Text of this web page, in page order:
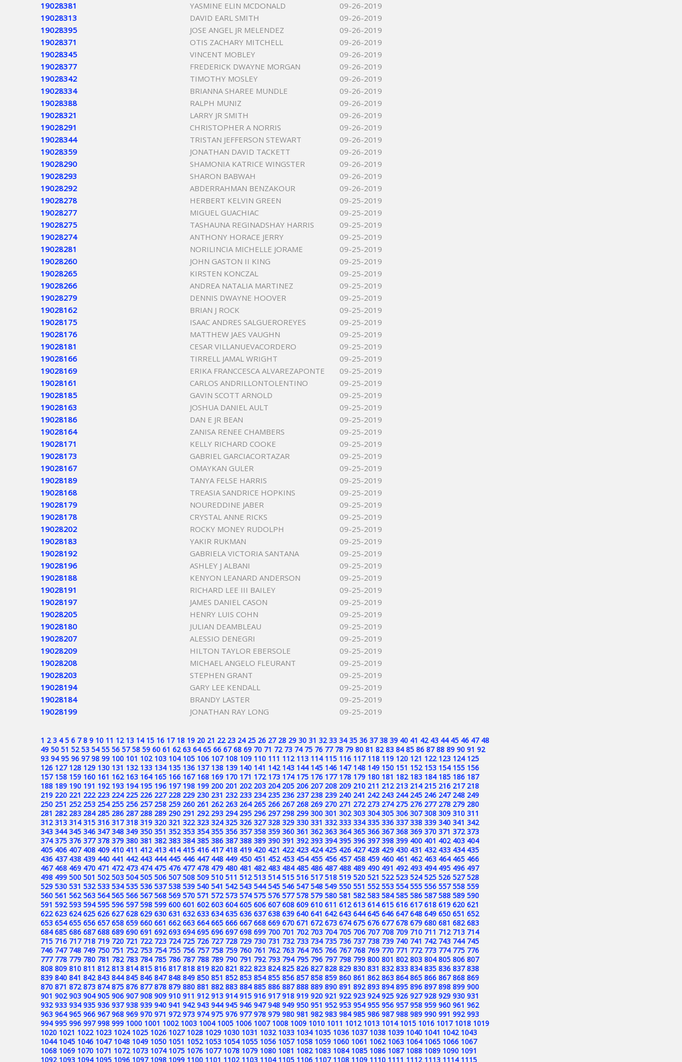
19028381
YASMINE ELIN MCDONALD
09-26-2019
19028313
DAVID EARL SMITH
09-26-2019
19028395
JOSE ANGEL JR MELENDEZ
09-26-2019
19028371
OTIS ZACHARY MITCHELL
09-26-2019
19028345
VINCENT MOBLEY
09-26-2019
19028377
FREDERICK DWAYNE MORGAN
09-26-2019
19028342
TIMOTHY MOSLEY
09-26-2019
19028334
BRIANNA SHAREE MUNDLE
09-26-2019
19028388
RALPH MUNIZ
09-26-2019
19028321
LARRY JR SMITH
09-26-2019
19028291
CHRISTOPHER A NORRIS
09-26-2019
19028344
TRISTAN JEFFERSON STEWART
09-26-2019
19028359
JONATHAN DAVID TACKETT
09-26-2019
19028290
SHAMONIA KATRICE WINGSTER
09-26-2019
19028293
SHARON BABWAH
09-26-2019
19028292
ABDERRAHMAN BENZAKOUR
09-26-2019
19028278
HERBERT KELVIN GREEN
09-25-2019
19028277
MIGUEL GUACHIAC
09-25-2019
19028275
TASHAUNA REGINADSHAY HARRIS
09-25-2019
19028274
ANTHONY HORACE JERRY
09-25-2019
19028281
NORILINCIA MICHELLE JORAME
09-25-2019
19028260
JOHN GASTON II KING
09-25-2019
19028265
KIRSTEN KONCZAL
09-25-2019
19028266
ANDREA NATALIA MARTINEZ
09-25-2019
19028279
DENNIS DWAYNE HOOVER
09-25-2019
19028162
BRIAN J ROCK
09-25-2019
19028175
ISAAC ANDRES SALGUEROREYES
09-25-2019
19028176
MATTHEW JAES VAUGHN
09-25-2019
19028181
CESAR VILLANUEVACORDERO
09-25-2019
19028166
TIRRELL JAMAL WRIGHT
09-25-2019
19028169
ERIKA FRANCCESCA ALVAREZAPONTE
09-25-2019
19028161
CARLOS ANDRILLONTOLENTINO
09-25-2019
19028185
GAVIN SCOTT ARNOLD
09-25-2019
19028163
JOSHUA DANIEL AULT
09-25-2019
19028186
DAN E JR BEAN
09-25-2019
19028164
ZANISA RENEE CHAMBERS
09-25-2019
19028171
KELLY RICHARD COOKE
09-25-2019
19028173
GABRIEL GARCIACORTAZAR
09-25-2019
19028167
OMAYKAN GULER
09-25-2019
19028189
TANYA FELSE HARRIS
09-25-2019
19028168
TREASIA SANDRICE HOPKINS
09-25-2019
19028179
NOUREDDINE JABER
09-25-2019
19028178
CRYSTAL ANNE RICKS
09-25-2019
19028202
ROCKY MONEY RUDOLPH
09-25-2019
19028183
YAKIR RUKMAN
09-25-2019
19028192
GABRIELA VICTORIA SANTANA
09-25-2019
19028196
ASHLEY J ALBANI
09-25-2019
19028188
KENYON LEANARD ANDERSON
09-25-2019
19028191
RICHARD LEE III BAILEY
09-25-2019
19028197
JAMES DANIEL CASON
09-25-2019
19028205
HENRY LUIS COHN
09-25-2019
19028180
JULIAN DEAMBLEAU
09-25-2019
19028207
ALESSIO DENEGRI
09-25-2019
19028209
HILTON TAYLOR EBERSOLE
09-25-2019
19028208
MICHAEL ANGELO FLEURANT
09-25-2019
19028203
STEPHEN GRANT
09-25-2019
19028194
GARY LEE KENDALL
09-25-2019
19028184
BRANDY LASTER
09-25-2019
19028199
JONATHAN RAY LONG 09-25-2019
1 2 3 4 5 6 7 8 9 10 11 12 13 14 15 16 17 18 19 20 21 22 23 24 25 26 27 28 29 30 31 32 33 34 35 36 37 38 39 40 41 42 43 44 45 46 47 48
49 50 51 52 53 54 55 56 57 58 59 60 61 62 63 64 65 66 67 68 69 70 71 72 73 74 75 76 77 78 79 80 81 82 83 84 85 86 87 88 89 90 91 92
93 94 95 96 97 98 99 100 101 102 103 104 105 106 107 108 109 110 111 112 113 114 115 116 117 118 119 120 121 122 123 124 125
126 127 128 129 130 131 132 133 134 135 136 137 138 139 140 141 142 143 144 145 146 147 148 149 150 151 152 153 154 155 156
157 158 159 160 161 162 163 164 165 166 167 168 169 170 171 172 173 174 175 176 177 178 179 180 181 182 183 184 185 186 187
188 189 190 191 192 193 194 195 196 197 198 199 200 201 202 203 204 205 206 207 208 209 210 211 212 213 214 215 216 217 218
219 220 221 222 223 224 225 226 227 228 229 230 231 232 233 234 235 236 237 238 239 240 241 242 243 244 245 246 247 248 249
250 251 252 253 254 255 256 257 258 259 260 261 262 263 264 265 266 267 268 269 270 271 272 273 274 275 276 277 278 279 280
281 282 283 284 285 286 287 288 289 290 291 292 293 294 295 296 297 298 299 300 301 302 303 304 305 306 307 308 309 310 311
312 313 314 315 316 317 318 319 320 321 322 323 324 325 326 327 328 329 330 331 332 333 334 335 336 337 338 339 340 341 342
343 344 345 346 347 348 349 350 351 352 353 354 355 356 357 358 359 360 361 362 363 364 365 366 367 368 369 370 371 372 373
374 375 376 377 378 379 380 381 382 383 384 385 386 387 388 389 390 391 392 393 394 395 396 397 398 399 400 401 402 403 404
405 406 407 408 409 410 411 412 413 414 415 416 417 418 419 420 421 422 423 424 425 426 427 428 429 430 431 432 433 434 435
436 437 438 439 440 441 442 443 444 445 446 447 448 449 450 451 452 453 454 455 456 457 458 459 460 461 462 463 464 465 466
467 468 469 470 471 472 473 474 475 476 477 478 479 480 481 482 483 484 485 486 487 488 489 490 491 492 493 494 495 496 497
498 499 500 501 502 503 504 505 506 507 508 509 510 511 512 513 514 515 516 517 518 519 520 521 522 523 524 525 526 527 528
529 530 531 532 533 534 535 536 537 538 539 540 541 542 543 544 545 546 547 548 549 550 551 552 553 554 555 556 557 558 559
560 561 562 563 564 565 566 567 568 569 570 571 572 573 574 575 576 577 578 579 580 581 582 583 584 585 586 587 588 589 590
591 592 593 594 595 596 597 598 599 600 601 602 603 604 605 606 607 608 609 610 611 612 613 614 615 616 617 618 619 620 621
622 623 624 625 626 627 628 629 630 631 632 633 634 635 636 637 638 639 640 641 642 643 644 645 646 647 648 649 650 651 652
653 654 655 656 657 658 659 660 661 662 663 664 665 666 667 668 669 670 671 672 673 674 675 676 677 678 679 680 681 682 683
684 685 686 687 688 689 690 691 692 693 694 695 696 697 698 699 700 701 702 703 704 705 706 707 708 709 710 711 712 713 714
715 716 717 718 719 720 721 722 723 724 725 726 727 728 729 730 731 732 733 734 735 736 737 738 739 740 741 742 743 744 745
746 747 748 749 750 751 752 753 754 755 756 757 758 759 760 761 762 763 764 765 766 767 768 769 770 771 772 773 774 775 776
777 778 779 780 781 782 783 784 785 786 787 788 789 790 791 792 793 794 795 796 797 798 799 800 801 802 803 804 805 806 807
808 809 810 811 812 813 814 815 816 817 818 819 820 821 822 823 824 825 826 827 828 829 830 831 832 833 834 835 836 837 838
839 840 841 842 843 844 845 846 847 848 849 850 851 852 853 854 855 856 857 858 859 860 861 862 863 864 865 866 867 868 869
870 871 872 873 874 875 876 877 878 879 880 881 882 883 884 885 886 887 888 889 890 891 892 893 894 895 896 897 898 899 900
901 902 903 904 905 906 907 908 909 910 911 912 913 914 915 916 917 918 919 920 921 922 923 924 925 926 927 928 929 930 931
932 933 934 935 936 937 938 939 940 941 942 943 944 945 946 947 948 949 950 951 952 953 954 955 956 957 958 959 960 961 962
963 964 965 966 967 968 969 970 971 972 973 974 975 976 977 978 979 980 981 982 983 984 985 986 987 988 989 990 991 992 993
994 995 996 997 998 999 1000 1001 1002 1003 1004 1005 1006 1007 1008 1009 1010 1011 1012 1013 1014 1015 1016 1017 1018 1019
1020 1021 1022 1023 1024 1025 1026 1027 1028 1029 1030 1031 1032 1033 1034 1035 1036 1037 1038 1039 1040 1041 1042 1043
1044 1045 1046 1047 1048 1049 1050 1051 1052 1053 1054 1055 1056 1057 1058 1059 1060 1061 1062 1063 1064 1065 1066 1067
1068 1069 1070 1071 1072 1073 1074 1075 1076 1077 1078 1079 1080 1081 1082 1083 1084 1085 1086 1087 1088 1089 1090 1091
1092 1093 1094 1095 1096 1097 1098 1099 1100 1101 1102 1103 1104 1105 1106 1107 1108 1109 1110 1111 1112 1113 1114 1115